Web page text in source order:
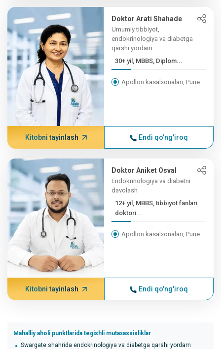
Doktor Arati Shahade
Umumiy tibbiyot,
endokrinologiya va diabetga
qarshi yordam
30+ yil, MBBS, Diplom...
Apollon kasalxonalari, Pune
Kitobni tayinlash Endi qo'ng'iroq
Doktor Aniket Osval
Endokrinologiya va diabetni
davolash
12+ yil, MBBS, tibbiyot fanlari
doktori...
Apollon kasalxonalari, Pune
Kitobni tayinlash Endi qo'ng'iroq
Mahalliy aholi punktlarida tegishli mutaxassisliklar
Swargate shahrida endokrinologiya va diabetga qarshi yordam